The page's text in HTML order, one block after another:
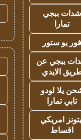
شدات ببجي
تمارا
فور يو ستور
ببجي عن
الايدي
يلا لودو
تابي تمارا
امريكي
اقساط